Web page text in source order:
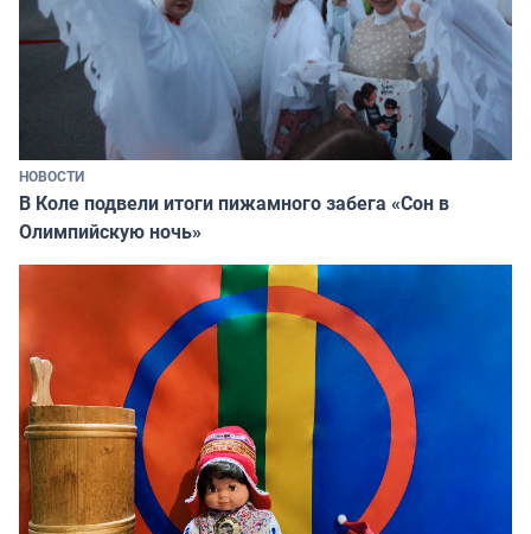
НОВОСТИ
В Коле подвели итоги пижамного забега «Сон в
Олимпийскую ночь»